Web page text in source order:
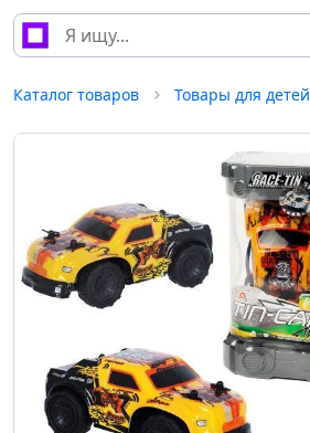
Каталог товаров Товары для детей